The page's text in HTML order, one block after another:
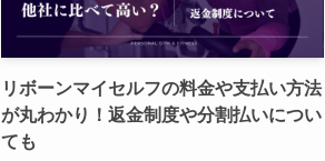
リボーンマイセルフの料金や支払い方法
が丸わかり！返金制度や分割払いについ
ても